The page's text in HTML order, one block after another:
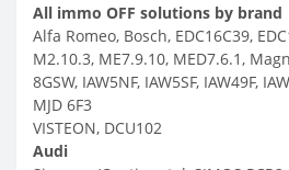
All immo OFF solutions by brand
Alfa Romeo, Bosch, EDC16C39,
M2.10.3, ME7.9.10, MED7.6.1,
8GSW, IAW5NF, IAW5SF, IAW49F,
MJD 6F3
VISTEON, DCU102
Audi